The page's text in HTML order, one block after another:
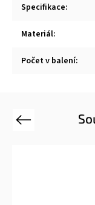
Specifikace:
Materiál:
Počet v balení:
Previous